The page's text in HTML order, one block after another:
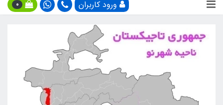
ورود کاربران 0